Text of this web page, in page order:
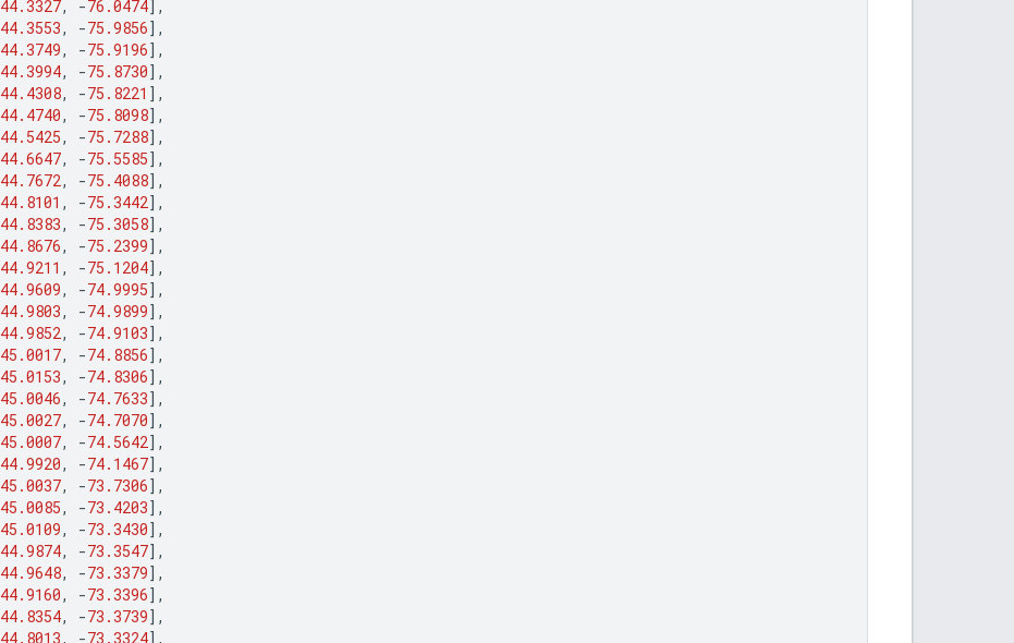
44.3327, -76.0474],
44.3553, -75.9856],
44.3749, -75.9196],
44.3994, -75.8730],
44.4308, -75.8221 ],
44.4740, -75.8098],
44.5425, -75.7288],
44.6647, -75.5585],
44.7672, -75.4088],
44.8101 , -75.3442],
44.8383, -75.3058],
44.8676, -75.2399],
44.9211 , -75.1204],
44.9609, -74.9995],
44.9803, -74.9899],
44.9852, -74.9103],
45.0017, -74.8856],
45.0153, -74.8306],
45.0046, -74.7633],
45.0027, -74.7070],
45.0007, -74.5642],
44.9920, -74.1467],
45.0037, -73.7306],
45.0085, -73.4203],
45.0109, -73.3430],
44.9874, -73.3547],
44.9648, -73.3379],
44.9160, -73.3396],
44.8354, -73.3739],
44.8013, -73.3324],